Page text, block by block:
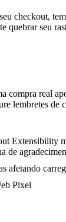
checkout,
quebrar seu
compra real
lembretes de
Extensibility
de
afetando
Pixel